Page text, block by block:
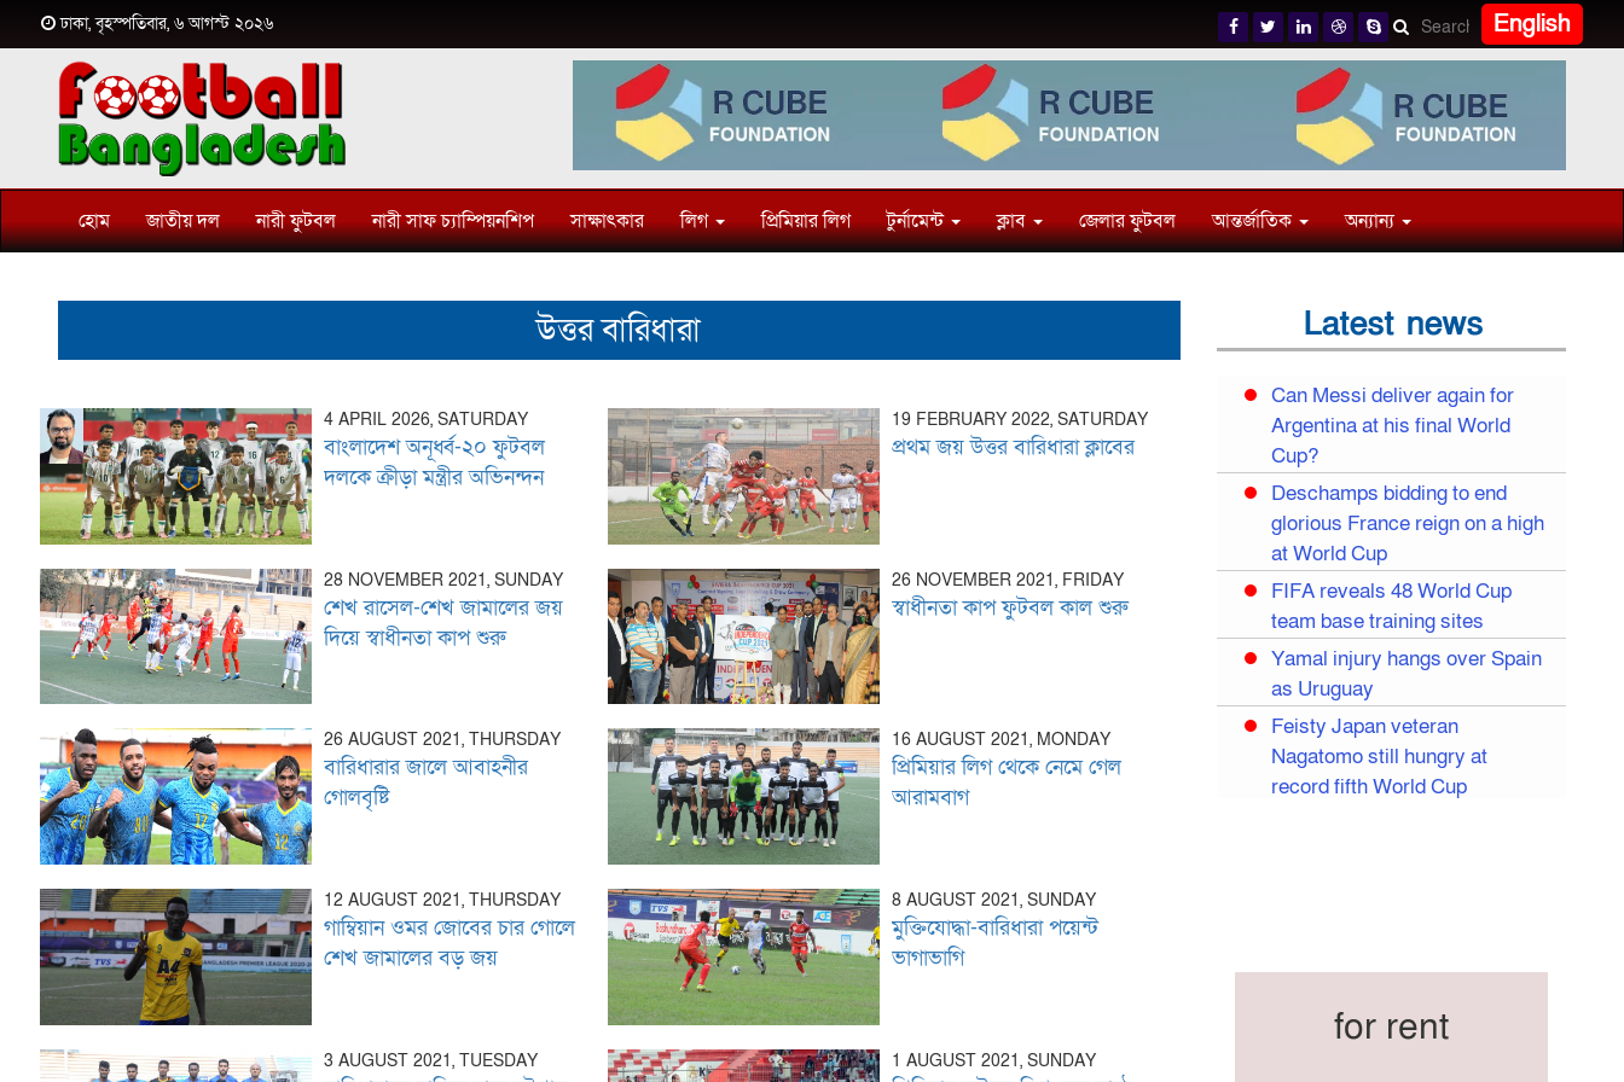
ঢাকা, বৃহস্পতিবার, ৬ আগস্ট ২০২৬ English
হোম জাতীয় দল নারী ফুটবল নারী সাফ চ্যাম্পিয়নশিপ সাক্ষাৎকার লিগ প্রিমিয়ার লিগ টুর্নামেন্ট ক্লাব জেলার ফুটবল আন্তর্জাতিক অন্যান্য
উত্তর বারিধারা
4 APRIL 2026, SATURDAY
বাংলাদেশ অনূর্ধ্ব-২০ ফুটবল
দলকে ক্রীড়া মন্ত্রীর অভিনন্দন
19 FEBRUARY 2022, SATURDAY
প্রথম জয় উত্তর বারিধারা ক্লাবের
28 NOVEMBER 2021, SUNDAY
শেখ রাসেল-শেখ জামালের জয়
দিয়ে স্বাধীনতা কাপ শুরু
26 NOVEMBER 2021, FRIDAY
স্বাধীনতা কাপ ফুটবল কাল শুরু
26 AUGUST 2021, THURSDAY
বারিধারার জালে আবাহনীর
গোলবৃষ্টি
16 AUGUST 2021, MONDAY
প্রিমিয়ার লিগ থেকে নেমে গেল
আরামবাগ
12 AUGUST 2021, THURSDAY
গাম্বিয়ান ওমর জোবের চার গোলে
শেখ জামালের বড় জয়
8 AUGUST 2021, SUNDAY
মুক্তিযোদ্ধা-বারিধারা পয়েন্ট
ভাগাভাগি
3 AUGUST 2021, TUESDAY 1 AUGUST 2021, SUNDAY
Latest news
Can Messi deliver again for
Argentina at his final World
Cup?
Deschamps bidding to end
glorious France reign on a high
at World Cup
FIFA reveals 48 World Cup
team base training sites
Yamal injury hangs over Spain
as Uruguay
Feisty Japan veteran
Nagatomo still hungry at
record fifth World Cup
Iran move World Cup base
for rent